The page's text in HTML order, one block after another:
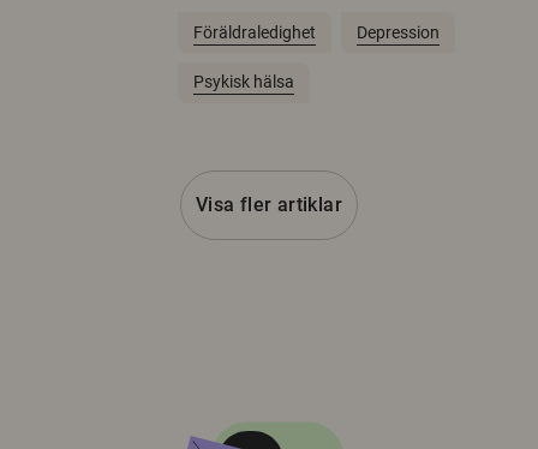
Föräldraledighet Depression
Psykisk hälsa
Visa fler artiklar